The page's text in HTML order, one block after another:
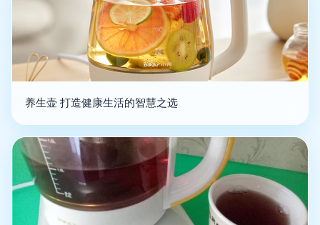
养生壶 打造健康生活的智慧之选